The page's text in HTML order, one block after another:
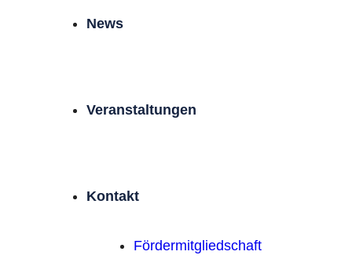
News
Veranstaltungen
Kontakt
Förder­mitgliedschaft